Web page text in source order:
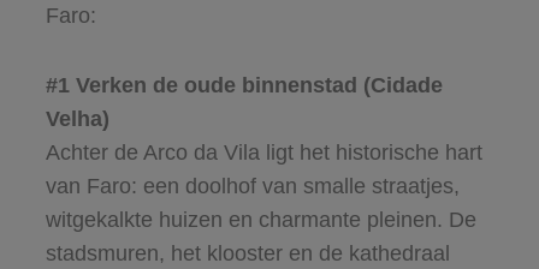
Faro:
#1 Verken de oude binnenstad (Cidade
Velha)
Achter de Arco da Vila ligt het historische hart
van Faro: een doolhof van smalle straatjes,
witgekalkte huizen en charmante pleinen. De
stadsmuren, het klooster en de kathedraal